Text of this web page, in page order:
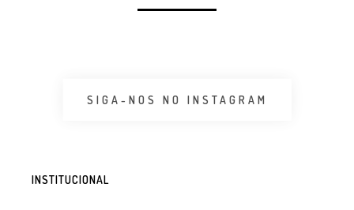
SIGA-NOS NO INSTAGRAM
INSTITUCIONAL